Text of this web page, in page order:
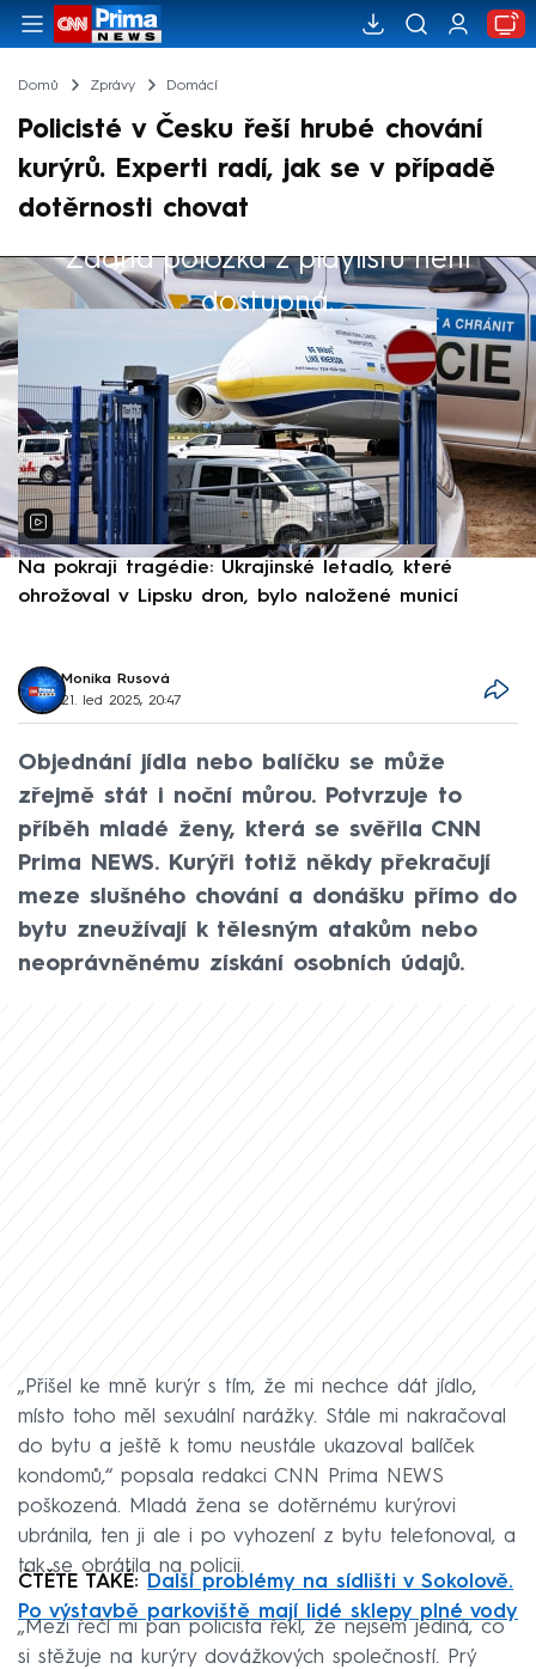
Domů Zprávy Domácí
Policisté v Česku řeší hrubé chování
kurýrů. Experti radí, jak se v případě
dotěrnosti chovat
Žádná položka z playlistu není
dostupná.
Výběr redakce
Na pokraji tragédie: Ukrajinské letadlo, které
ohrožoval v Lipsku dron, bylo naložené municí
Monika Rusová
21. led 2025, 20:47
Objednání jídla nebo balíčku se může
zřejmě stát i noční můrou. Potvrzuje to
příběh mladé ženy, která se svěřila CNN
Prima NEWS. Kurýři totiž někdy překračují
meze slušného chování a donášku přímo do
bytu zneužívají k tělesným atakům nebo
neoprávněnému získání osobních údajů.
„Přišel ke mně kurýr s tím, že mi nechce dát jídlo,
místo toho měl sexuální narážky. Stále mi nakračoval
do bytu a ještě k tomu neustále ukazoval balíček
kondomů,“ popsala redakci CNN Prima NEWS
poškozená. Mladá žena se dotěrnému kurýrovi
ubránila, ten ji ale i po vyhození z bytu telefonoval, a
tak se obrátila na policii.
ČTĚTE TAKÉ:
Další problémy na sídlišti v Sokolově.
Po výstavbě parkoviště mají lidé sklepy plné vody
„Mezi řečí mi pan policista řekl, že nejsem jediná, co
si stěžuje na kurýry dovážkových společností. Prý